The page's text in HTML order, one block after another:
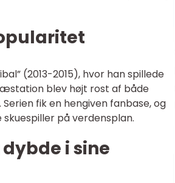
(2013-2015), hvor han spillede
blev højt rost af både
fik en hengiven fanbase, og
på verdensplan.
i sine